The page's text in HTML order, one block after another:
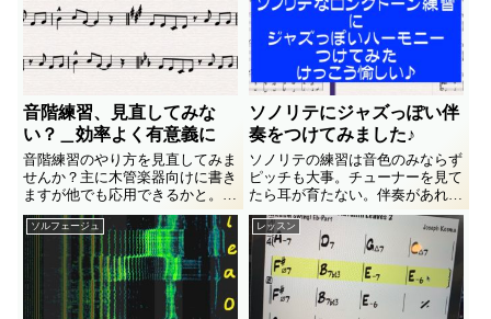
音階練習、見直してみな
い？＿効率よく有意義に
音階練習のやり方を見直してみま
せんか？主に木管楽器向けに書き
ますが他でも応用できるかと。そ
の意義を見つめ直し、効率のよい
方法を提案します。
ソノリテにジャズっぽい伴
奏をつけてみました♪
ソノリテの練習は音色のみならず
ピッチも大事。チューナーを見て
たら耳が育たない。伴奏があれば
いいけどツマラナイものになりが
ち。そこで愉しめる伴奏をジャジ
ーなハーモニーでつけてみました
♪
ソルフェージュ レッスン